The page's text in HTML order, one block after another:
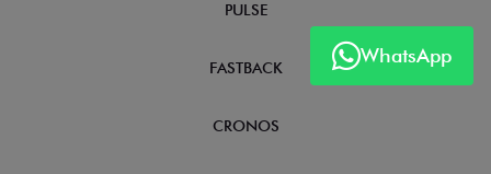
WhatsApp
PULSE
FASTBACK
CRONOS